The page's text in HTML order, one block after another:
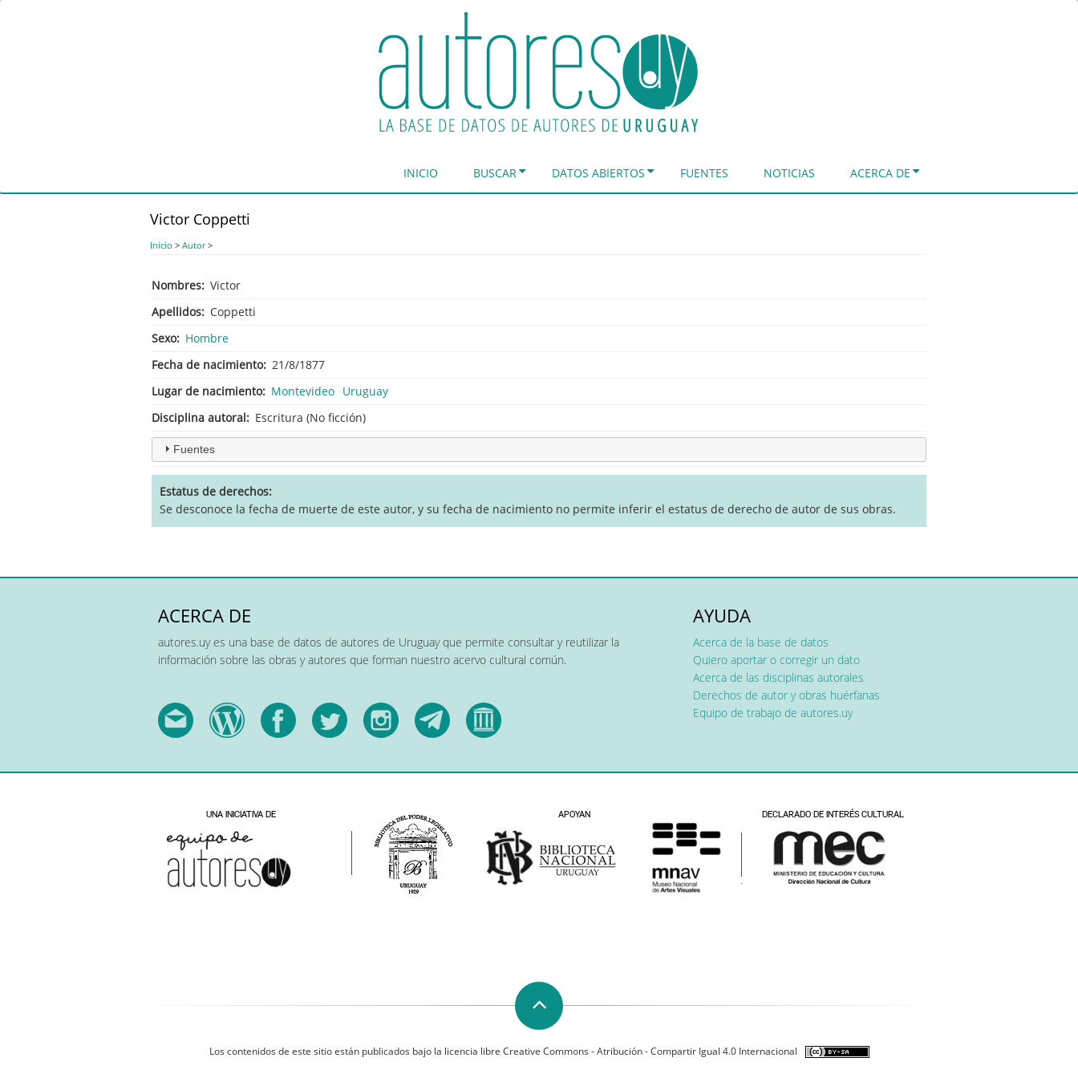
INICIO BUSCAR DATOS ABIERTOS FUENTES NOTICIAS ACERCA DE
Victor Coppetti
Inicio > Autor>
Nombres Victor
Apellidos
Coppetti
Sexo
Hombre
Fecha de nacimiento
21/8/1877
Lugar de nacimiento
Montevideo Uruguay
Disciplina autoral
Escritura (No ficción)
Fuentes
Estatus de derechos
Se desconoce la fecha de muerte de este autor, y su fecha de nacimiento no permite inferir el estatus de derecho de autor de sus obras.
ACERCA DE
autores.uy es una base de datos de autores de Uruguay que permite consultar y reutilizar la
información sobre las obras y autores que forman nuestro acervo cultural común.
AYUDA
Acerca de la base de datos
Quiero aportar o corregir un dato
Acerca de las disciplinas autorales
Derechos de autor y obras huérfanas
Equipo de trabajo de autores.uy
Los contenidos de este sitio están publicados bajo la licencia libre Creative Commons - Atribución - Compartir Igual 4.0 Internacional